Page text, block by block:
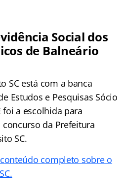
Social dos
de Balneário
SC está com a banca
Estudos e Pesquisas Sócio
foi a escolhida para
da Prefeitura
SC.
completo sobre o